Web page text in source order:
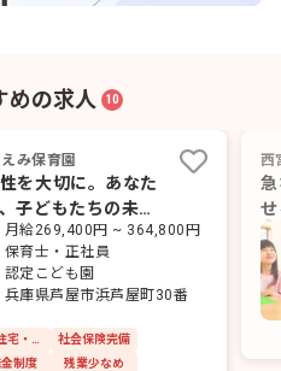
めの求人 10
み保育園
を大切に。あなた
子どもたちの未来
月給269,400円 ~ 364,800円
保育士・正社員
認定こども園
兵庫県芦屋市浜芦屋町30番
社会保険完備
制度 残業少なめ
西
で